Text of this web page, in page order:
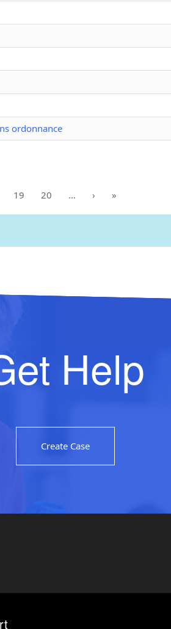
ordonnance
19 20 … › »
Help
Create Case